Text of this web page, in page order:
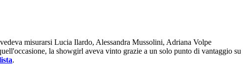
misurarsi Lucia Ilardo, Alessandra Mussolini, Adriana Volpe
la showgirl aveva vinto grazie a un solo punto di vantaggio su
.